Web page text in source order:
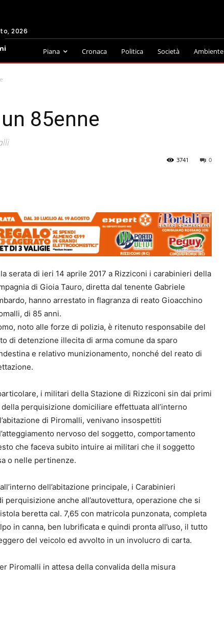
2026
Piana Cronaca Politica Società Ambiente
85enne
0
3741
serata di ieri 14 aprile 2017 a Rizziconi i carabinieri della
di Gioia Tauro, diretta dal tenente Gabriele
hanno arrestato in flagranza di reato Gioacchino
di 85 anni.
noto alle forze di polizia, è ritenuto responsabile del
di detenzione illecita di arma comune da sparo
e relativo munizionamento, nonché del reato di
i militari della Stazione di Rizziconi sin dai primi
perquisizione domiciliare effettuata all’interno
di Piromalli, venivano insospettiti
nervoso del soggetto, comportamento
che faceva subito intuire ai militari che il soggetto
o nelle pertinenze.
dell’abitazione principale, i Carabinieri
anche all’autovettura, operazione che si
beretta cal. 7,65 con matricola punzonata, completa
in canna, ben lubrificata e quindi pronta all’uso, il tutto
del veicolo ed avvolto in un involucro di carta.
Piromalli in attesa della convalida della misura